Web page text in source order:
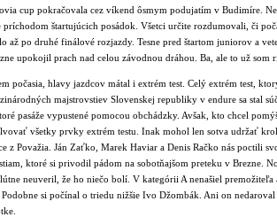
cup pokračovala cez víkend ôsmym podujatím v Budimíre.
príchodom štartujúcich posádok. Všetci určite rozdumovali, či
až po druhé finálové rozjazdy. Tesne pred štartom juniorov a
upokojil prach nad celou závodnou dráhou. Ba, ale to už som
počasia, hlavy jazdcov mátal i extrém test. Celý extrém test,
majstrovstiev Slovenskej republiky v endure sa stal
pasáže vypustené pomocou obchádzky. Avšak, kto chcel
všetky prvky extrém testu. Inak mohol len sotva udržať
z Považia. Ján Zaťko, Marek Haviar a Denis Račko nás poctili
ktoré si privodil pádom na sobotňajšom preteku v Brezne.
neuveril, že ho niečo bolí. V kategórii A nenašiel
si počínal o triedu nižšie Ivo Džombák. Ani on